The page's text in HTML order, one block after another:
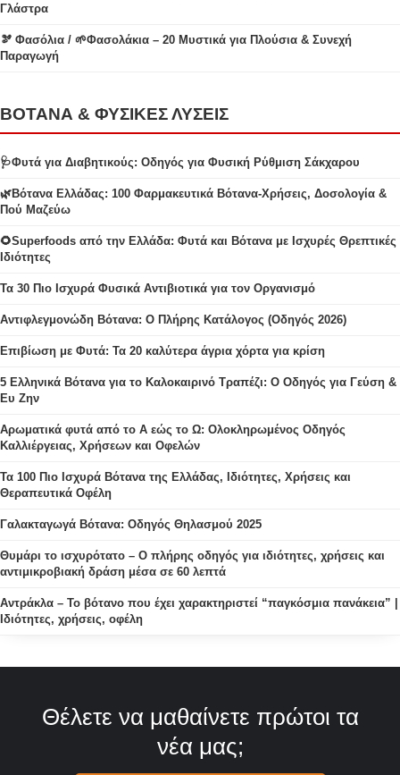
Γλάστρα
🫘 Φασόλια / 🌱Φασολάκια – 20 Μυστικά για Πλούσια & Συνεχή
Παραγωγή
ΒΟΤΑΝΑ & ΦΥΣΙΚΕΣ ΛΥΣΕΙΣ
🩺Φυτά για Διαβητικούς: Οδηγός για Φυσική Ρύθμιση Σάκχαρου
🌿Βότανα Ελλάδας: 100 Φαρμακευτικά Βότανα-Χρήσεις, Δοσολογία &
Πού Μαζεύω
🌻Superfoods από την Ελλάδα: Φυτά και Βότανα με Ισχυρές Θρεπτικές
Ιδιότητες
Τα 30 Πιο Ισχυρά Φυσικά Αντιβιοτικά για τον Οργανισμό
Αντιφλεγμονώδη Βότανα: Ο Πλήρης Κατάλογος (Οδηγός 2026)
Επιβίωση με Φυτά: Τα 20 καλύτερα άγρια χόρτα για κρίση
5 Ελληνικά Βότανα για το Καλοκαιρινό Τραπέζι: Ο Οδηγός για Γεύση &
Ευ Ζην
Αρωματικά φυτά από το Α εώς το Ω: Ολοκληρωμένος Οδηγός
Καλλιέργειας, Χρήσεων και Οφελών
Τα 100 Πιο Ισχυρά Βότανα της Ελλάδας, Ιδιότητες, Χρήσεις και
Θεραπευτικά Οφέλη
Γαλακταγωγά Βότανα: Οδηγός Θηλασμού 2025
Θυμάρι το ισχυρότατο – Ο πλήρης οδηγός για ιδιότητες, χρήσεις και
αντιμικροβιακή δράση μέσα σε 60 λεπτά
Αντράκλα – Το βότανο που έχει χαρακτηριστεί “παγκόσμια πανάκεια” |
Ιδιότητες, χρήσεις, οφέλη
Θέλετε να μαθαίνετε πρώτοι τα
νέα μας;